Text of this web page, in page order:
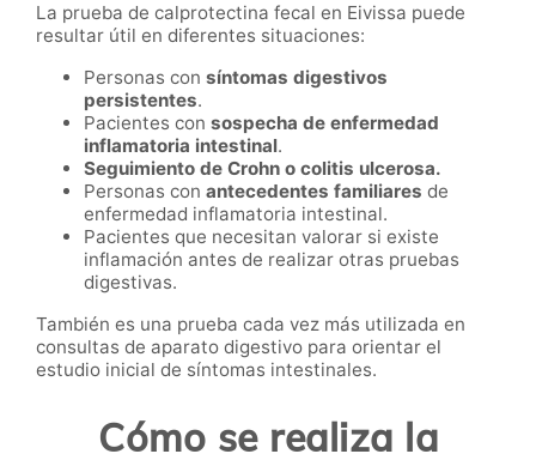
La prueba de calprotectina fecal en Eivissa puede
resultar útil en diferentes situaciones:
Personas con síntomas digestivos
persistentes.
Pacientes con sospecha de enfermedad
inflamatoria intestinal.
Seguimiento de Crohn o colitis ulcerosa.
Personas con antecedentes familiares de
enfermedad inflamatoria intestinal.
Pacientes que necesitan valorar si existe
inflamación antes de realizar otras pruebas
digestivas.
También es una prueba cada vez más utilizada en
consultas de aparato digestivo para orientar el
estudio inicial de síntomas intestinales.
Cómo se realiza la